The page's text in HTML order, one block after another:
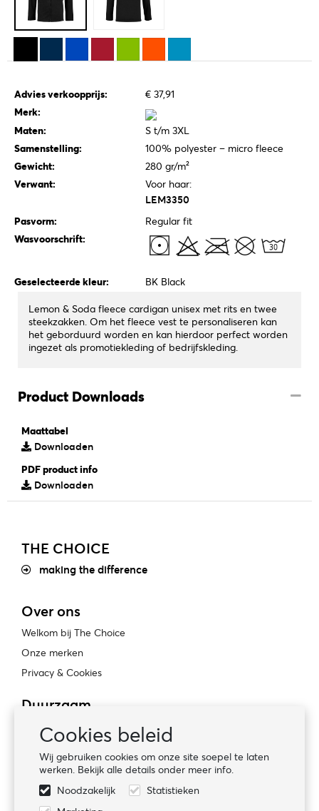
Cookies beleid
Wij gebruiken cookies om onze site soepel te laten
werken. Bekijk alle details onder meer info.
Noodzakelijk
Statistieken
Advies verkoopprijs:
€ 37,91
Merk:
Maten:
S t/m 3XL
Samenstelling:
100% polyester – micro fleece
Gewicht:
280 gr/m²
Verwant:
Voor haar:
LEM3350
Pasvorm:
Regular fit
Wasvoorschrift:
Geselecteerde kleur: BK Black
Lemon & Soda fleece cardigan unisex met rits en twee
steekzakken. Om het fleece vest te personaliseren kan
het geborduurd worden en kan hierdoor perfect worden
ingezet als promotiekleding of bedrijfskleding.
Product Downloads
Maattabel
Downloaden
PDF product info
Downloaden
THE CHOICE
making the difference
Over ons
Welkom bij The Choice
Onze merken
Privacy & Cookies
Duurzaam
Bewust ondernemen
Certificaten
Sociale naleving
Volg ons